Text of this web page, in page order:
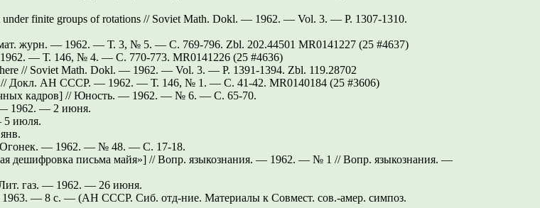
under finite groups of rotations // Soviet Math. Dokl. — 1962. — Vol. 3. — P. 1307-1310.
мат. журн. — 1962. — Т. 3, № 5. — С. 769-796. Zbl. 202.44501 MR0141227 (25 #4637)
1962. — Т. 146, № 4. — С. 770-773. MR0141226 (25 #4636)
// Soviet Math. Dokl. — 1962. — Vol. 3. — P. 1391-1394. Zbl. 119.28702
// Докл. АН СССР. — 1962. — Т. 146, № 1. — С. 41-42. MR0140184 (25 #3606)
кадров] // Юность. — 1962. — № 6. — С. 65-70.
— 1962. — 2 июня.
5 июля.
// Огонек. — 1962. — № 48. — С. 17-18.
дешифровка письма майя»] // Вопр. языкознания. — 1962. — № 1 // Вопр. языкознания. —
газ. — 1962. — 26 июня.
— 8 с. — (АН СССР. Сиб. отд-ние. Материалы к Совмест. сов.-амер. симпоз.